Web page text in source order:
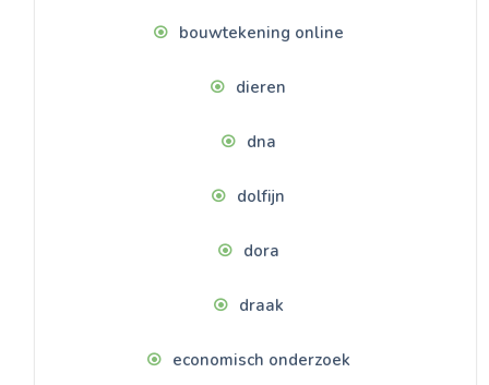
bouwtekening online
dieren
dna
dolfijn
dora
draak
economisch onderzoek